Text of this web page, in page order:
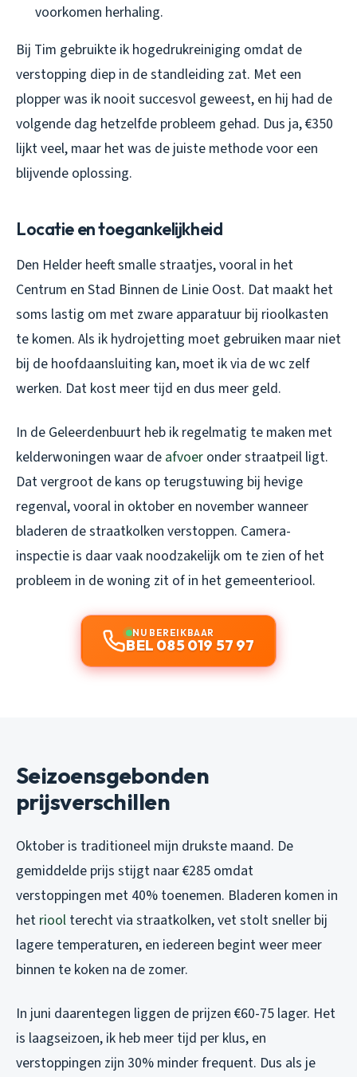
voorkomen herhaling.
Bij Tim gebruikte ik hogedrukreiniging omdat de
verstopping diep in de standleiding zat. Met een
plopper was ik nooit succesvol geweest, en hij had de
volgende dag hetzelfde probleem gehad. Dus ja, €350
lijkt veel, maar het was de juiste methode voor een
blijvende oplossing.
Locatie en toegankelijkheid
Den Helder heeft smalle straatjes, vooral in het
Centrum en Stad Binnen de Linie Oost. Dat maakt het
soms lastig om met zware apparatuur bij rioolkasten
te komen. Als ik hydrojetting moet gebruiken maar niet
bij de hoofdaansluiting kan, moet ik via de wc zelf
werken. Dat kost meer tijd en dus meer geld.
In de Geleerdenbuurt heb ik regelmatig te maken met
kelderwoningen waar de afvoer onder straatpeil ligt.
Dat vergroot de kans op terugstuwing bij hevige
regenval, vooral in oktober en november wanneer
bladeren de straatkolken verstoppen. Camera-
inspectie is daar vaak noodzakelijk om te zien of het
probleem in de woning zit of in het gemeenteriool.
NU BEREIKBAAR
BEL 085 019 57 97
Seizoensgebonden
prijsverschillen
Oktober is traditioneel mijn drukste maand. De
gemiddelde prijs stijgt naar €285 omdat
verstoppingen met 40% toenemen. Bladeren komen in
het riool terecht via straatkolken, vet stolt sneller bij
lagere temperaturen, en iedereen begint weer meer
binnen te koken na de zomer.
In juni daarentegen liggen de prijzen €60-75 lager. Het
is laagseizoen, ik heb meer tijd per klus, en
verstoppingen zijn 30% minder frequent. Dus als je